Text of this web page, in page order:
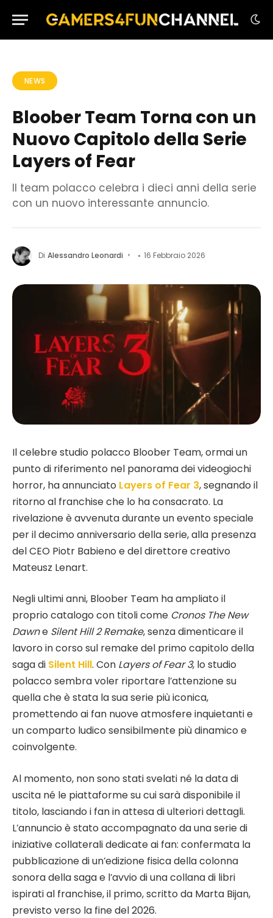
NEWS
Bloober Team Torna con un
Nuovo Capitolo della Serie
Layers of Fear
Il team polacco celebra i dieci anni della serie
con un nuovo interessante annuncio.
Di Alessandro Leonardi 16 Febbraio 2026
Il celebre studio polacco Bloober Team, ormai un
punto di riferimento nel panorama dei videogiochi
horror, ha annunciato Layers of Fear 3, segnando il
ritorno al franchise che lo ha consacrato. La
rivelazione è avvenuta durante un evento speciale
per il decimo anniversario della serie, alla presenza
del CEO Piotr Babieno e del direttore creativo
Mateusz Lenart.
Negli ultimi anni, Bloober Team ha ampliato il
proprio catalogo con titoli come Cronos The New
Dawne Silent Hill 2 Remake, senza dimenticare il
lavoro in corso sul remake del primo capitolo della
saga di Silent Hill. Con Layers of Fear 3, lo studio
polacco sembra voler riportare l’attenzione su
quella che è stata la sua serie più iconica,
promettendo ai fan nuove atmosfere inquietanti e
un comparto ludico sensibilmente più dinamico e
coinvolgente.
Al momento, non sono stati svelati né la data di
uscita né le piattaforme su cui sarà disponibile il
titolo, lasciando i fan in attesa di ulteriori dettagli.
L’annuncio è stato accompagnato da una serie di
iniziative collaterali dedicate ai fan: confermata la
pubblicazione di un’edizione fisica della colonna
sonora della saga e l’avvio di una collana di libri
ispirati al franchise, il primo, scritto da Marta Bijan,
previsto verso la fine del 2026.